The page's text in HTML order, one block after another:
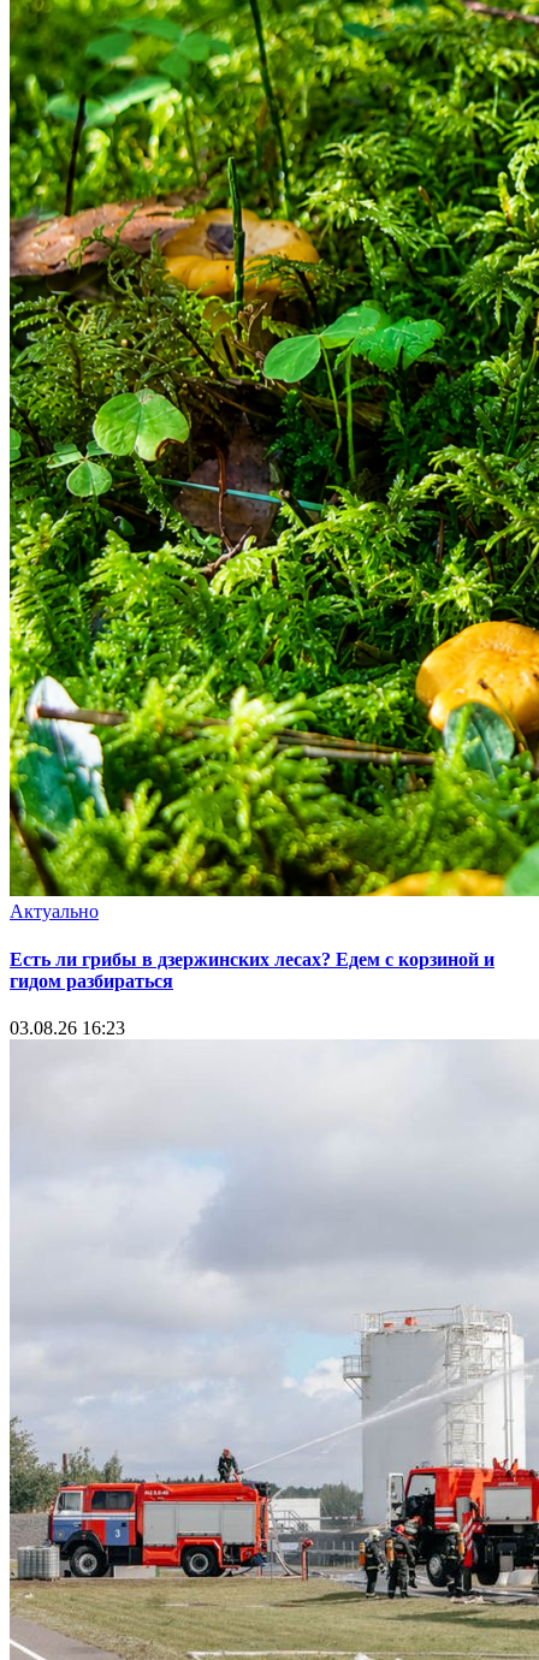
Актуально
Есть ли грибы в дзержинских лесах? Едем с корзиной и
гидом разбираться
03.08.26 16:23